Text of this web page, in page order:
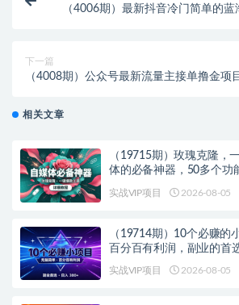
（4006期）最新抖音冷门简单的蓝
下一篇
（4008期）公众号最新流量主接单撸金项
相关文章
（19715期）玫瑰克隆，
体的必备神器，50多个功
实战VIP项目 2026-08-05
（19714期）10个必赚的
百分百有利润，副业的首
实战VIP项目 2026-08-05